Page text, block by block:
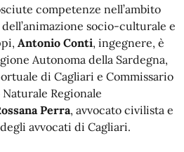
competenze nell’ambito
socio-culturale e
Antonio Conti, ingegnere, è
Autonoma della Sardegna,
di Cagliari e Commissario
Regionale
Perra, avvocato civilista e
avvocati di Cagliari.